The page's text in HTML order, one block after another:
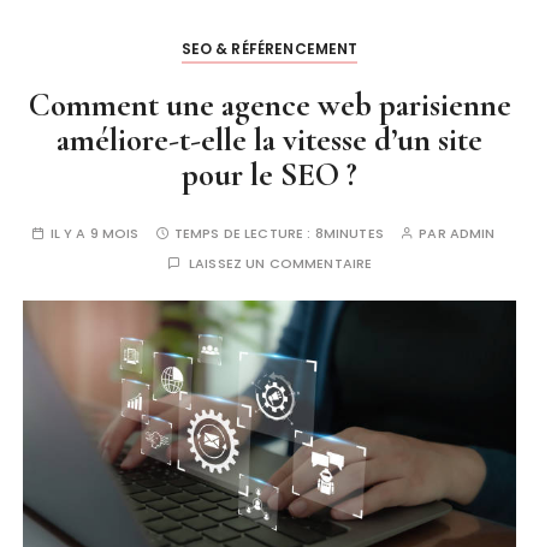
SEO & RÉFÉRENCEMENT
Comment une agence web parisienne
améliore-t-elle la vitesse d’un site
pour le SEO ?
IL Y A 9 MOIS TEMPS DE LECTURE : 8MINUTES PAR ADMIN
LAISSEZ UN COMMENTAIRE